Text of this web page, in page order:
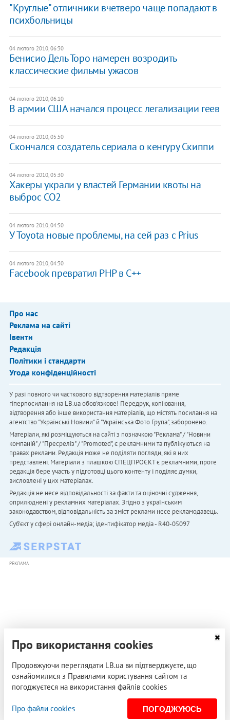
"Круглые" отличники вчетверо чаще попадают в
психбольницы
04 лютого 2010, 06:30
Бенисио Дель Торо намерен возродить
классические фильмы ужасов
04 лютого 2010, 06:10
В армии США начался процесс легализации геев
04 лютого 2010, 05:50
Скончался создатель сериала о кенгуру Скиппи
04 лютого 2010, 05:30
Хакеры украли у властей Германии квоты на
выброс CO2
04 лютого 2010, 04:50
У Toyota новые проблемы, на сей раз с Prius
04 лютого 2010, 04:30
Facebook превратил PHP в C++
Про нас
Реклама на сайті
Івенти
Редакція
Політики і стандарти
Угода конфіденційності
У разі повного чи часткового відтворення матеріалів пряме
гіперпосилання на LB.ua обов'язкове! Передрук, копіювання,
відтворення або інше використання матеріалів, що містять посилання на
агентство "Українськi Новини" й "Українська Фото Група", заборонено.
Матеріали, які розміщуються на сайті з позначкою "Реклама" / "Новини
компаній" / "Пресреліз" / "Promoted", є рекламними та публікуються на
правах реклами. Редакція може не поділяти погляди, які в них
представлені. Матеріали з плашкою СПЕЦПРОЄКТ є рекламними, проте
редакція бере участь у підготовці цього контенту і поділяє думки,
висловлені у цих матеріалах.
Редакція не несе відповідальності за факти та оціночні судження,
оприлюднені у рекламних матеріалах. Згідно з українським
законодавством, відповідальність за зміст реклами несе рекламодавець.
Cуб'єкт у сфері онлайн-медіа; ідентифікатор медіа - R40-05097
РЕКЛАМА
Про використання cookies
Продовжуючи переглядати LB.ua ви підтверджуєте, що
ознайомилися з Правилами користування сайтом та
погоджуєтеся на використання файлів cookies
Про файли cookies ПОГОДЖУЮСЬ